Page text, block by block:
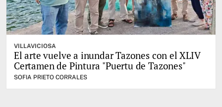
VILLAVICIOSA
El arte vuelve a inundar Tazones con el XLIV
Certamen de Pintura "Puertu de Tazones"
SOFIA PRIETO CORRALES